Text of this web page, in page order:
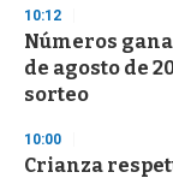
10:12
Números
de agosto de
sorteo
10:00
Crianza